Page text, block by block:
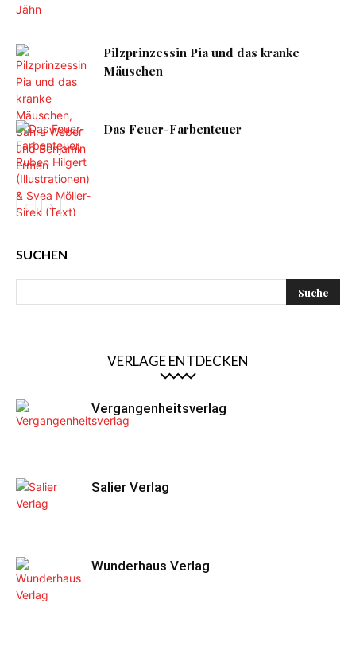
Pilzprinzessin Pia und das kranke
Mäuschen
Das Feuer-Farbenteuer
SUCHEN
VERLAGE ENTDECKEN
Vergangenheitsverlag
Salier Verlag
Wunderhaus Verlag